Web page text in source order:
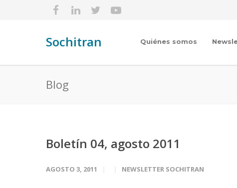
Sochitran Quiénes somos
Blog
Boletín 04, agosto 2011
AGOSTO 3, 2011 NEWSLETTER SOCHITRAN